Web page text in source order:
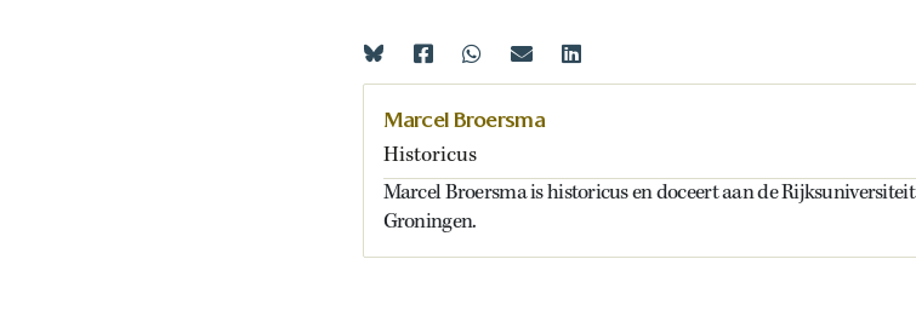
Marcel Broersma
Historicus
Marcel Broersma is historicus en doceert aan de Rijksuniversiteit
Groningen.